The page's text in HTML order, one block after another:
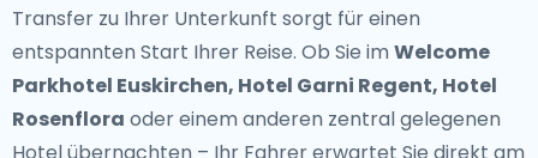
Transfer zu Ihrer Unterkunft sorgt für einen
entspannten Start Ihrer Reise. Ob Sie im Welcome
Parkhotel Euskirchen, Hotel Garni Regent, Hotel
Rosenflora oder einem anderen zentral gelegenen